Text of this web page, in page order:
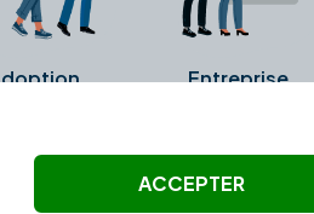
Entreprise
ni été vérifiés par Alexia.fr.
ACCEPTER